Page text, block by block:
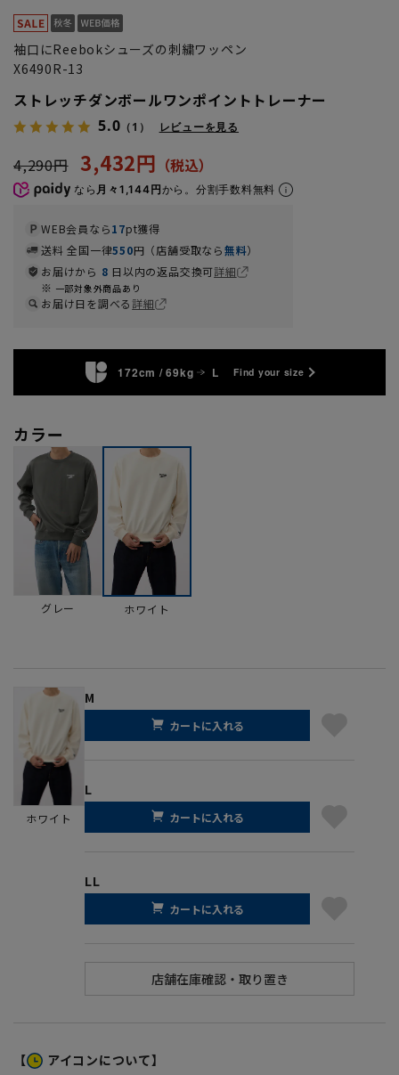
袖口にReebokシューズの刺繍ワッペン
X6490R-13
ストレッチダンボールワンポイントトレーナー
5.0 （1） レビューを見る
4,290円 3,432円
なら 月々1,144円から。分割手数料無料
WEB会員なら17pt獲得
送料 全国一律550円（店舗受取なら無料）
お届けから 8 日以内の返品交換可詳細
一部対象外商品あり
お届け日を調べる詳細
172cm / 69kg L Find your size
カラー
グレー ホワイト
ホワイト
M
カートに入れる
L
カートに入れる
LL
カートに入れる
【 アイコンについて】